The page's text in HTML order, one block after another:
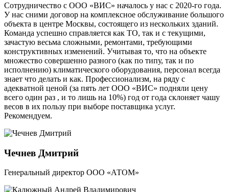
Сотрудничество с ООО «ВИС» началось у нас с 2020-го года.
У нас сними договор на комплексное обслуживание большого
объекта в центре Москвы, состоящего из нескольких зданий.
Команда успешно справляется как ТО, так и с текущими,
зачастую весьма сложными, ремонтами, требующими
конструктивных изменений. Учитывая то, что на объекте
множество совершенно разного (как по типу, так и по
исполнению) климатического оборудования, персонал всегда
знает что делать и как. Профессионализм, на ряду с
адекватной ценой (за пять лет ООО «ВИС» подняли цену
всего один раз , и то лишь на 10%) год от года склоняет чашу
весов в их пользу при выборе поставщика услуг.
Рекомендуем.
Чечнев Дмитрий
Генеральный директор ООО «АТОМ»